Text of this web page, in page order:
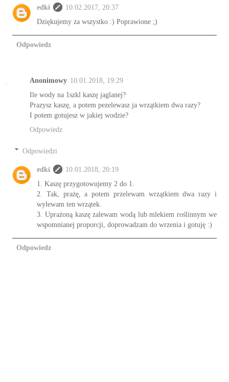
edki
10.02.2017, 20:37
Dziękujemy za wszystko :) Poprawione ;)
Odpowiedz
Anonimowy 10.01.2018, 19:29
Ile wody na 1szkl kaszę jaglanej?
Prazysz kaszę, a potem pezelewasz ja wrzątkiem dwa razy?
I potem gotujesz w jakiej wodzie?
Odpowiedz
Odpowiedzi
edki
10.01.2018, 20:19
1. Kaszę przygotowujemy 2 do 1.
2. Tak, prażę, a potem przelewam wrzątkiem dwa razy i
wylewam ten wrzątek.
3. Uprażoną kaszę zalewam wodą lub mlekiem roślinnym we
wspomnianej proporcji, doprowadzam do wrzenia i gotuję :)
Odpowiedz